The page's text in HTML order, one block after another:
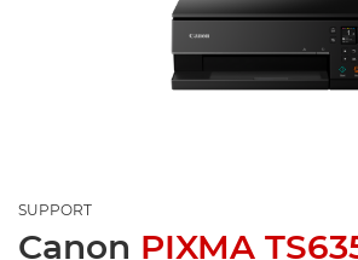
SUPPORT
Canon PIXMA